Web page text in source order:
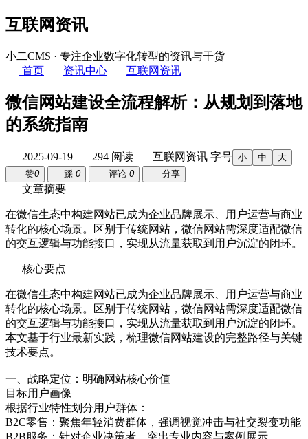
互联网资讯
小二CMS · 专注企业数字化转型的资讯与干货
首页
资讯中心 互联网资讯
微信网站建设全流程解析：从规划到落地
的系统指南
2025-09-19 294 阅读 互联网资讯 字号 小 中
大
赞0 踩 0 评论 0 分享
文章摘要
在微信生态中构建网站已成为企业品牌展示、用户运营与商业
转化的核心场景。区别于传统网站，微信网站需深度适配微信
的交互逻辑与功能接口，实现从流量获取到用户沉淀的闭环。
核心要点
在微信生态中构建网站已成为企业品牌展示、用户运营与商业
转化的核心场景。区别于传统网站，微信网站需深度适配微信
的交互逻辑与功能接口，实现从流量获取到用户沉淀的闭环。
本文基于行业最新实践，梳理微信网站建设的完整路径与关键
技术要点。
一、战略定位：明确网站核心价值
目标用户画像
根据行业特性划分用户群体：
B2C零售：聚焦年轻消费群体，强调视觉冲击与社交裂变功能